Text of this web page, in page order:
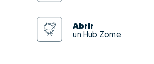
Abrir
un Hub Zome